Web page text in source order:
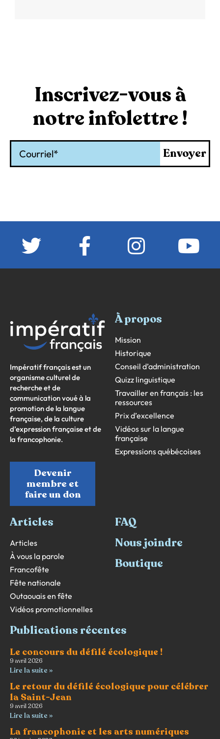
Inscrivez-vous à
notre infolettre !
Envoyer
Impératif français est un
organisme culturel de
recherche et de
communication voué à la
promotion de la langue
française, de la culture
d’expression française et de
la francophonie.
Devenir
membre et
faire un don
À propos
Mission
Historique
Conseil d’administration
Quizz linguistique
Travailler en français : les
ressources
Prix d’excellence
Vidéos sur la langue
française
Expressions québécoises
Articles
Articles
À vous la parole
Francofête
Fête nationale
Outaouais en fête
Vidéos promotionnelles
FAQ
Nous joindre
Boutique
Publications récentes
Le concours du défilé écologique !
9 avril 2026
Lire la suite »
Le retour du défilé écologique pour célébrer
la Saint-Jean
9 avril 2026
Lire la suite »
La francophonie et les arts numériques